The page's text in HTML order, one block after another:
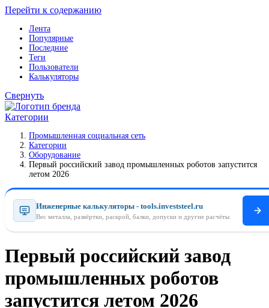
Перейти к содержанию
Лента
Популярные
Последние
Теги
Пользователи
Калькуляторы
Свернуть
Категории
Промышленная социальная сеть
Категории
Оборудование
Первый российский завод промышленных роботов запустится
летом 2026
Инженерные калькуляторы - tools.investsteel.ru
Вес металла, развёртки, раскрой, балки, допуски и другие расчёты
Первый российский завод
промышленных роботов
запустится летом 2026